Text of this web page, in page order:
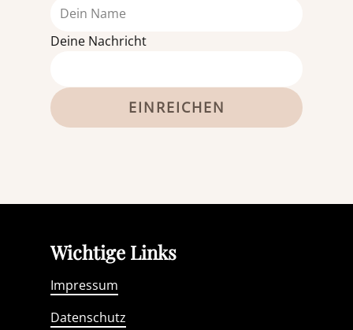
Deine Nachricht
EINREICHEN
Wichtige Links
Impressum
Datenschutz